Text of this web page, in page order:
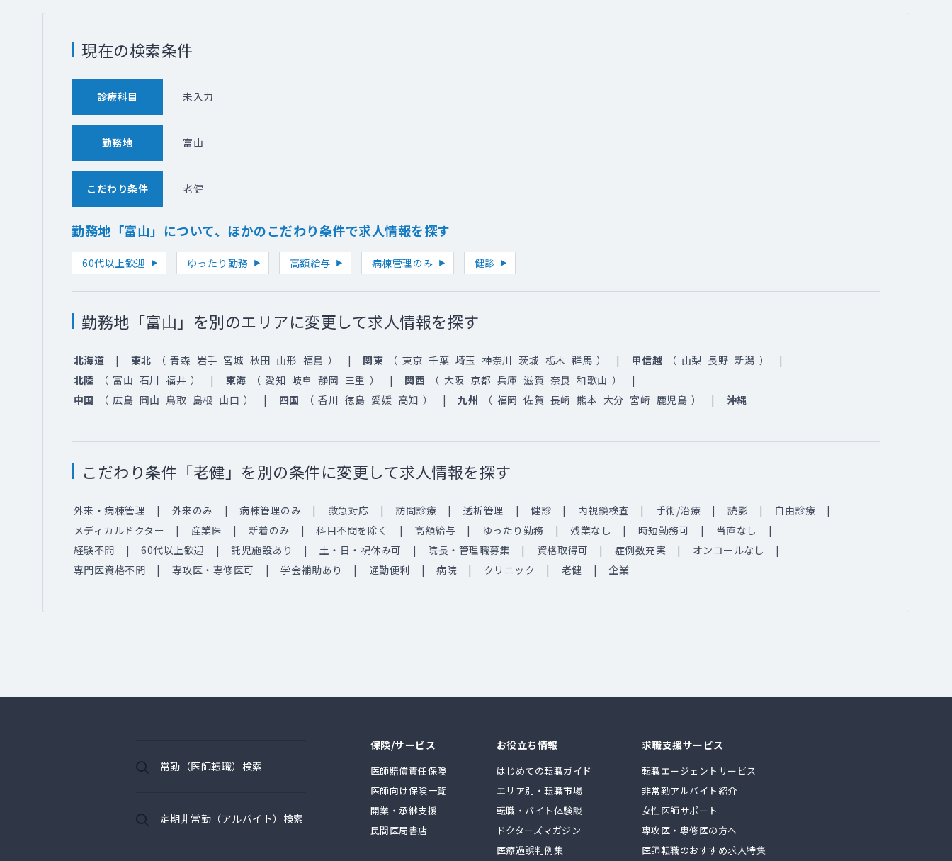
現在の検索条件
診療科目 未入力
勤務地 富山
こだわり条件 老健
勤務地「富山」について、ほかのこだわり条件で求人情報を探す
60代以上歓迎 ゆったり勤務 高額給与 病棟管理のみ 健診
勤務地「富山」を別のエリアに変更して求人情報を探す
北海道 東北 （ 青森 岩手 宮城 秋田 山形 福島 ） 関東 （ 東京 千葉 埼玉 神奈川 茨城 栃木 群馬 ） 甲信越 （ 山梨 長野 新潟 ）
北陸
（ 富山 石川 福井 ） 東海 （ 愛知 岐阜 静岡 三重 ） 関西 （ 大阪 京都 兵庫 滋賀 奈良 和歌山 ）
中国
（ 広島 岡山 鳥取 島根 山口 ） 四国 （ 香川 徳島 愛媛 高知 ） 九州 （ 福岡 佐賀 長崎 熊本 大分 宮崎 鹿児島 ） 沖縄
こだわり条件「老健」を別の条件に変更して求人情報を探す
外来・病棟管理 外来のみ 病棟管理のみ 救急対応 訪問診療 透析管理 健診 内視鏡検査 手術/治療 読影
自由診療
メディカルドクター
産業医 新着のみ 科目不問を除く 高額給与 ゆったり勤務 残業なし 時短勤務可
当直なし
経験不問
60代以上歓迎 託児施設あり 土・日・祝休み可 院長・管理職募集 資格取得可 症例数充実
オンコールなし
専門医資格不問
専攻医・専修医可 学会補助あり 通勤便利 病院 クリニック 老健 企業
常勤（医師転職）検索
定期非常勤（アルバイト）検索
保険/サービス
医師賠償責任保険
医師向け保険一覧
開業・承継支援
民間医局書店
お役立ち情報
はじめての転職ガイド
エリア別・転職市場
転職・バイト体験談
ドクターズマガジン
医療過誤判例集
求職支援サービス
転職エージェントサービス
非常勤アルバイト紹介
女性医師サポート
専攻医・専修医の方へ
医師転職のおすすめ求人特集